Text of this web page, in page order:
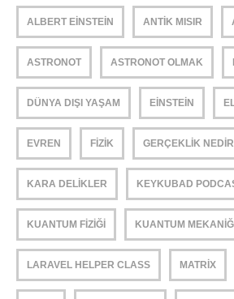
ALBERT EINSTEIN ANTIK MISIR
ASTRONOT ASTRONOT OLMAK
DÜNYA DIŞI YAŞAM EINSTEIN
EVREN FIZIK GERÇEKLIK NEDIR
KARA DELIKLER KEYKUBAD
KUANTUM FIZIĞI KUANTUM MEKANIĞI
LARAVEL HELPER CLASS MATRIX